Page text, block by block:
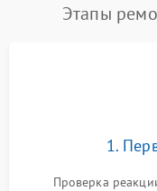
Этапы
1.
Проверка